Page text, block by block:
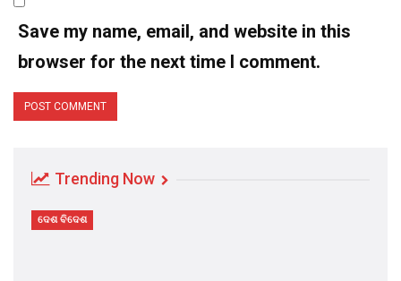
Save my name, email, and website in this
browser for the next time I comment.
Trending Now
ଦେଶ ବିଦେଶ